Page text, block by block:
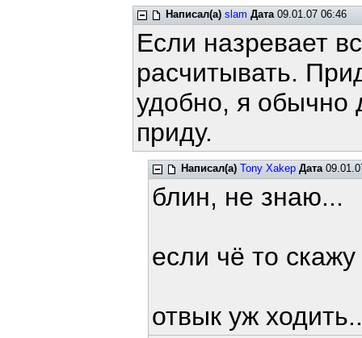
Написал(а) slam Дата09.01.07 06:46
Если назревает
расчитывать.
удобно, я обычно
приду.
Написал(а) Tony Xakep Дата
блин, не знаю...
если чё то
отвык уж